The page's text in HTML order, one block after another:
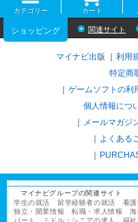
カテゴリー カート
ショッピング 関連サイト
マイナビ出版 利用
特定商
ゲームソフトの利
個人情報につ
メールマガジ
よくある
マイナビグループの関連サイト
学生の就活
留学経験者の就活 看
独立・開業情報
転職・求人情報 海
パート
ミドル・シニアの求人 福